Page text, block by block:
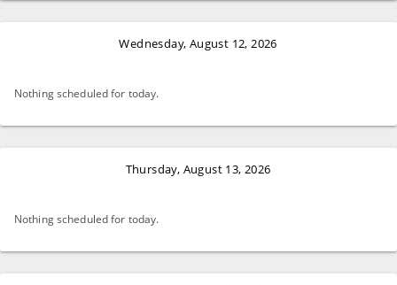
CLOSE
Wednesday, August 12, 2026
Nothing scheduled for today.
Thursday, August 13, 2026
Nothing scheduled for today.